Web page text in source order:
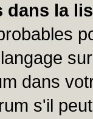
dans la
dans
s'il